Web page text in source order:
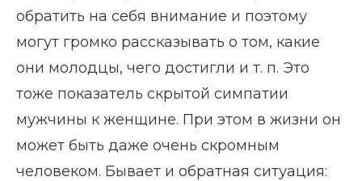
обратить на себя внимание и поэтому
могут громко рассказывать о том, какие
они молодцы, чего достигли и т. п. Это
тоже показатель скрытой симпатии
мужчины к женщине. При этом в жизни он
может быть даже очень скромным
человеком. Бывает и обратная ситуация: